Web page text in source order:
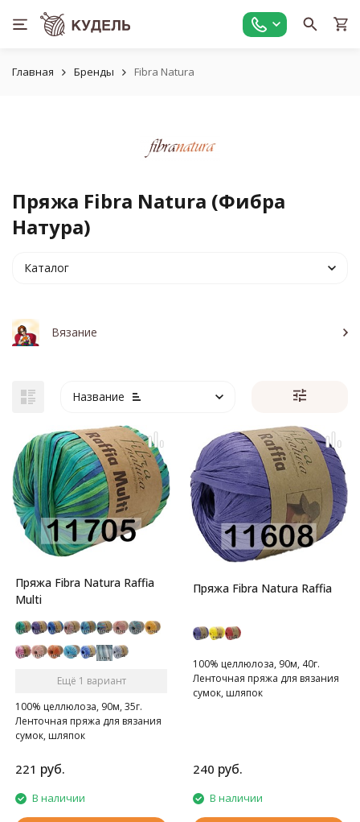
Главная Бренды Fibra Natura
Пряжа Fibra Natura (Фибра
Натура)
Каталог
Вязание
Название
Пряжа Fibra Natura Raffia
Multi
Ещё 1 вариант
100% целлюлоза, 90м, 35г.
Ленточная пряжа для вязания
сумок, шляпок
221 руб.
В наличии
Пряжа Fibra Natura Raffia
100% целлюлоза, 90м, 40г.
Ленточная пряжа для вязания
сумок, шляпок
240 руб.
В наличии